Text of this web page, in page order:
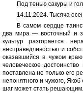
Под тенью сакуры и
14.11.2024. Тысяча
В самом сердце
два мира — восточный и
культур разгорается
несправедливостью и
оказавшийся в чужом
человеческое
поставлена не только его
непонятного и чужого,
шаг может стать решающим.